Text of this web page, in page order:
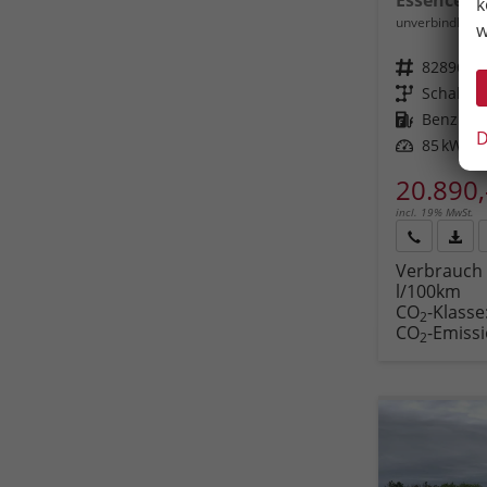
Fahrzeugnr. 82896
Getriebe Schalt.
Kraftstoff Benzin
Leistung 85 kW
incl. 19% MwSt.
anfordern
l/100km
CO2-Klasse:
CO2-